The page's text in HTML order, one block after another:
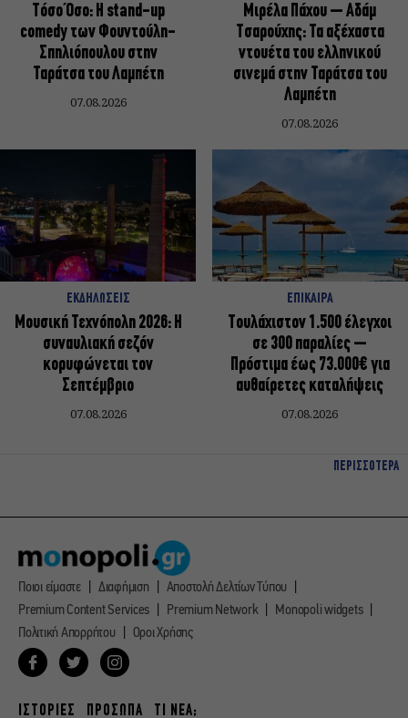
Τόσο Όσο: Η stand-up
comedy των Φουντούλη-
Σπηλιόπουλου στην
Ταράτσα του Λαμπέτη
07.08.2026
Μιρέλα Πάχου – Αδάμ
Τσαρούχης: Τα αξέχαστα
ντουέτα του ελληνικού
σινεμά στην Ταράτσα του
Λαμπέτη
07.08.2026
ΕΚΔΗΛΩΣΕΙΣ
Μουσική Τεχνόπολη 2026: Η
συναυλιακή σεζόν
κορυφώνεται τον
Σεπτέμβριο
07.08.2026
ΕΠΙΚΑΙΡΑ
Τουλάχιστον 1.500 έλεγχοι
σε 300 παραλίες –
Πρόστιμα έως 73.000€ για
αυθαίρετες καταλήψεις
07.08.2026
ΠΕΡΙΣΣΟΤΕΡΑ
Ποιοι είμαστε Διαφήμιση
Αποστολή Δελτίων Τύπου
Premium Content Services
Premium Network
Monopoli widgets
Πολιτική Απορρήτου
Οροι Χρήσης
ΙΣΤΟΡΙΕΣ ΠΡΟΣΩΠΑ ΤΙ ΝΕΑ;